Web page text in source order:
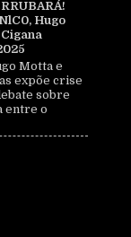
Hugo
Motta e
expõe crise
sobre
entre o